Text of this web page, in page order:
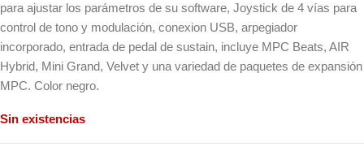
para ajustar los parámetros de su software, Joystick de 4 vías para
control de tono y modulación, conexion USB, arpegiador
incorporado, entrada de pedal de sustain, incluye MPC Beats, AIR
Hybrid, Mini Grand, Velvet y una variedad de paquetes de expansión
MPC. Color negro.
Sin existencias